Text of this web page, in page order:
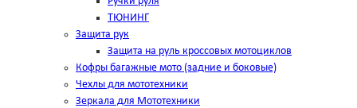
ТЮНИНГ
Защита рук
Защита на руль кроссовых мотоциклов
Кофры багажные мото (задние и боковые)
Чехлы для мототехники
Зеркала для Мототехники